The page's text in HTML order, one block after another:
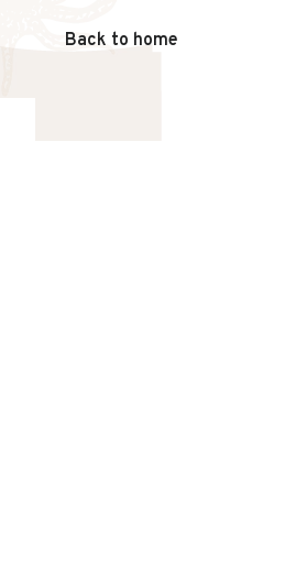
Back to home